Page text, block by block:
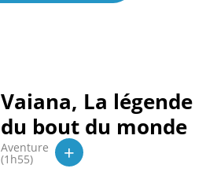
Vaiana, La légende
du bout du monde
Aventure
(1h55) +